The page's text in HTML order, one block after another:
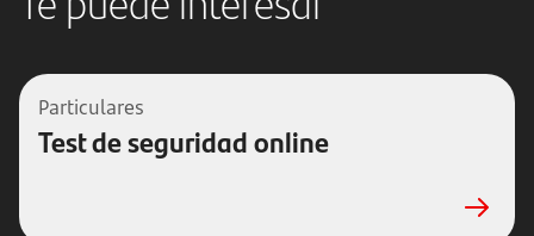
Particulares
Test de seguridad online